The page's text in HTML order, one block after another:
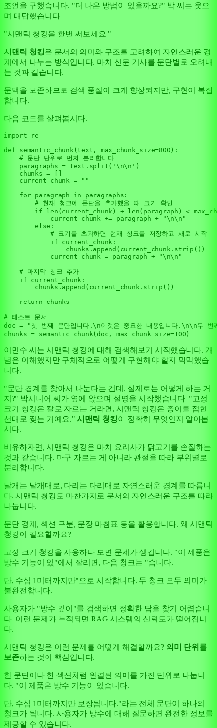
조언을 구했습니다. "더 나은 방법이 있을까요?" 박 씨는 웃으
며 대답했습니다.
"시맨틱 청킹을 한번 써보세요."
시맨틱 청킹은 문서의 의미와 구조를 고려하여 자연스러운 경
계에서 나누는 방식입니다. 마치 신문 기사를 문단별로 오려내
는 것과 같습니다.
문맥을 보존하므로 검색 품질이 크게 향상되지만, 구현이 복잡
합니다.
다음 코드를 살펴봅시다.
import re
def
semantic_chunk( text, max_chunk_size=800 ):
# 문단 단위로 먼저 분리합니다
    paragraphs = text.split(
'\n\n' )
    chunks = []
    current_chunk =
""
for paragraph in paragraphs:
# 현재 청크에 문단을 추가했을 때 크기 확인
if
len (current_chunk) + len (paragraph) <
            current_chunk += paragraph +
"\n\n"
else :
# 크기를 초과하면 현재 청크를 저장하고 새로 시작
if current_chunk:
                chunks.append(current_chunk.strip())
            current_chunk = paragraph +
"\n\n"
# 마지막 청크 추가
if current_chunk:
        chunks.append(current_chunk.strip())
return chunks
# 테스트 문서
doc =
"첫 번째 문단입니다.\n이것은 중요한 내용입니다.\n\n두 번
chunks = semantic_chunk(doc, max_chunk_size=100
이민수 씨는 시맨틱 청킹에 대해 검색해보기 시작했습니다. 개
념은 이해했지만 구체적으로 어떻게 구현해야 할지 막막했습
니다.
"문단 경계를 찾아서 나눈다는 건데, 실제로는 어떻게 하는 거
지?" 박시니어 씨가 옆에 앉으며 설명을 시작했습니다. "고정
크기 청킹은 칼로 자르는 거라면, 시맨틱 청킹은 종이를 접힌
선대로 찢는 거예요." 시맨틱 청킹이 정확히 무엇인지 알아봅
시다.
비유하자면, 시맨틱 청킹은 마치 요리사가 닭고기를 손질하는
것과 같습니다. 마구 자르는 게 아니라 관절을 따라 부위별로
분리합니다.
날개는 날개대로, 다리는 다리대로 자연스러운 경계를 따릅니
다. 시맨틱 청킹도 마찬가지로 문서의 자연스러운 구조를 따라
나눕니다.
문단 경계, 섹션 구분, 문장 마침표 등을 활용합니다. 왜 시맨틱
청킹이 필요할까요?
고정 크기 청킹을 사용하다 보면 문제가 생깁니다. "이 제품은
방수 기능이 있"에서 잘리면, 다음 청크는 "습니다.
단, 수심 1미터까지만"으로 시작합니다. 두 청크 모두 의미가
불완전합니다.
사용자가 "방수 깊이"를 검색하면 정확한 답을 찾기 어렵습니
다. 이런 문제가 누적되면 RAG 시스템의 신뢰도가 떨어집니
다.
시맨틱 청킹은 이런 문제를 어떻게 해결할까요? 의미 단위를
보존하는 것이 핵심입니다.
한 문단이나 한 섹션처럼 완결된 의미를 가진 단위로 나눕니
다. "이 제품은 방수 기능이 있습니다.
단, 수심 1미터까지만 보장됩니다."라는 전체 문단이 하나의
청크가 됩니다. 사용자가 방수에 대해 질문하면 완전한 정보를
제공할 수 있습니다.